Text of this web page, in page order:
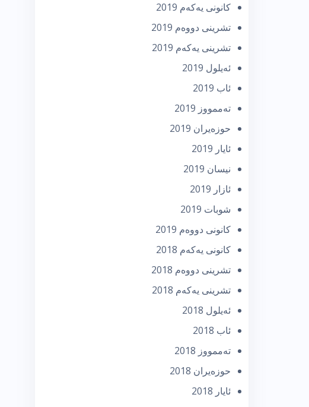
كانونی یه‌كه‌م 2019
تشرینی دووه‌م 2019
تشرینی یه‌كه‌م 2019
ئه‌یلول 2019
ئاب 2019
تەممووز 2019
حوزه‌یران 2019
ئایار 2019
نیسان 2019
ئازار 2019
شوبات 2019
كانونی دووه‌م 2019
كانونی یه‌كه‌م 2018
تشرینی دووه‌م 2018
تشرینی یه‌كه‌م 2018
ئه‌یلول 2018
ئاب 2018
تەممووز 2018
حوزه‌یران 2018
ئایار 2018